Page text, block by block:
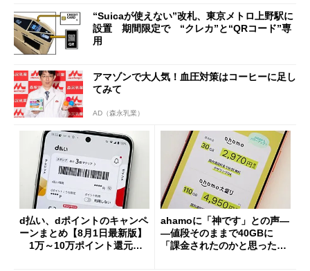
“Suicaが使えない”改札、東京メトロ上野駅に
設置 期間限定で “クレカ”と“QRコード”専
用
アマゾンで大人気！血圧対策はコーヒーに足し
てみて
AD（森永乳業）
d払い、dポイントのキャンペ
ーンまとめ【8月1日最新版】
1万～10万ポイント還元の
ahamoに「神です」との声―
―値段そのままで40GBに
「課金されたのかと思った」